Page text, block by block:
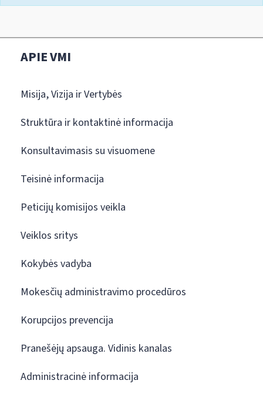
APIE VMI
Misija, Vizija ir Vertybės
Struktūra ir kontaktinė informacija
Konsultavimasis su visuomene
Teisinė informacija
Peticijų komisijos veikla
Veiklos sritys
Kokybės vadyba
Mokesčių administravimo procedūros
Korupcijos prevencija
Pranešėjų apsauga. Vidinis kanalas
Administracinė informacija